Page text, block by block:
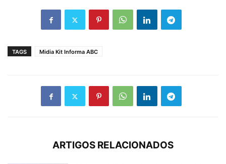
TAGS Midia Kit Informa ABC
ARTIGOS RELACIONADOS